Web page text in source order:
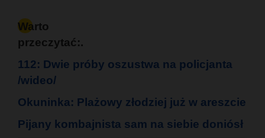
Warto
przeczytać:.
112: Dwie próby oszustwa na policjanta
/wideo/
Okuninka: Plażowy złodziej już w areszcie
Pijany kombajnista sam na siebie doniósł